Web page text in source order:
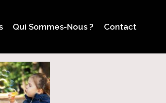
Qui Sommes-Nous ? Contact